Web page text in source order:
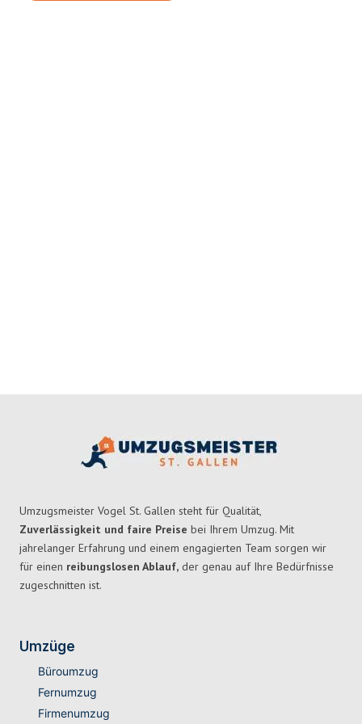
Umzugsmeister Vogel St. Gallen steht für Qualität,
Zuverlässigkeit und faire Preise bei Ihrem Umzug. Mit
jahrelanger Erfahrung und einem engagierten Team sorgen wir
für einen reibungslosen Ablauf, der genau auf Ihre Bedürfnisse
zugeschnitten ist.
Umzüge
Büroumzug
Fernumzug
Firmenumzug